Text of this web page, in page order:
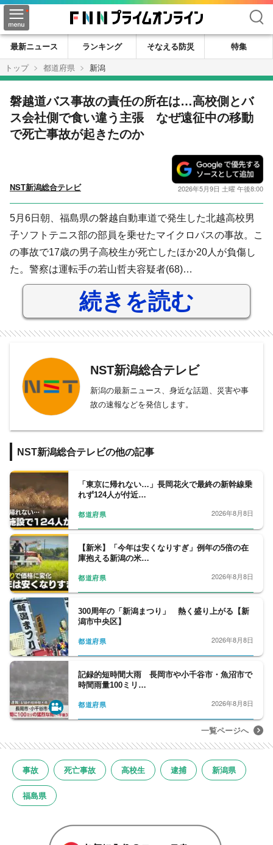
検索
最新ニュース ランキング そなえる防災
特集
トップ
都道府県 新潟
磐越道バス事故の責任の所在は…高校側とバ
ス会社側で食い違う主張 なぜ遠征中の移動
で死亡事故が起きたのか
NST新潟総合テレビ 2026年5月9日 土曜 午後8:00
5月6日朝、福島県の磐越自動車道で発生した北越高校男
子ソフトテニス部の部員を乗せたマイクロバスの事故。こ
の事故で17歳の男子高校生が死亡したほか20人が負傷し
た。警察は運転手の若山哲夫容疑者(68)…
続きを読む
NST新潟総合テレビ
新潟の最新ニュース、身近な話題、災害や事
故の速報などを発信します。
NST新潟総合テレビの他の記事
「東京に帰れない…」長岡花火で最終の新幹線乗
れず124人が付近…
都道府県 2026年8月8日
【新米】「今年は安くなりすぎ」例年の5倍の在
庫抱える新潟の米…
都道府県 2026年8月8日
300周年の「新潟まつり」 熱く盛り上がる【新
潟市中央区】
都道府県 2026年8月8日
記録的短時間大雨 長岡市や小千谷市・魚沼市で
時間雨量100ミリ…
都道府県 2026年8月8日
一覧ページへ
事故 死亡事故 高校生 逮捕 新潟県
福島県